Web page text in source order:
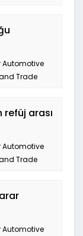
Automotive
Trade
refüj arası
Automotive
Trade
Automotive